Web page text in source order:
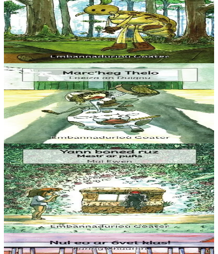
Istor Laouig al Laouenn
“Ur wech e oa un ermit hag a veve e-barzh ur c’hoad. Doareoù iskis
a oa gantañ un tammig. Pa’z ae da ober un dro-vale e kase
dalc’hmat gantañ ur skubellig gant...
Er stok5,60 €
3 bloaz hag ouzhpenn
Goater
Marc'heg Thelo
“Ha gouzout a rez e c’hell ar c’hampouezh kas ar peoc’h war ar
bed-mañ ? Ma, azez ‘ta ma kontin dit istor ar paotrig Thelo.”
Er stok5,60 €
3 bloaz hag ouzhpenn
Goater
Yann boned ruz, Mestr ar puñs
“Setu-me dihunet trumm, spontet gant ma gwallhunvre. Dre
vrumenn ma daoulagad e tamwelan bannoù lugernus al loar en he
c’hann oc’h en em silañ dre wask an...
Er stok5,60 €
3 bloaz hag ouzhpenn
Goater